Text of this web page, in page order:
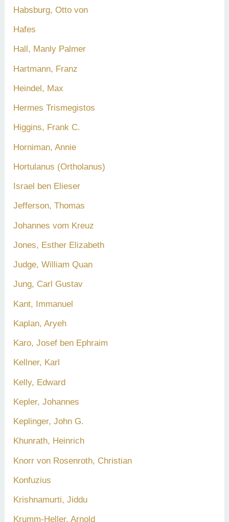
Habsburg, Otto von
Hafes
Hall, Manly Palmer
Hartmann, Franz
Heindel, Max
Hermes Trismegistos
Higgins, Frank C.
Horniman, Annie
Hortulanus (Ortholanus)
Israel ben Elieser
Jefferson, Thomas
Johannes vom Kreuz
Jones, Esther Elizabeth
Judge, William Quan
Jung, Carl Gustav
Kant, Immanuel
Kaplan, Aryeh
Karo, Josef ben Ephraim
Kellner, Karl
Kelly, Edward
Kepler, Johannes
Keplinger, John G.
Khunrath, Heinrich
Knorr von Rosenroth, Christian
Konfuzius
Krishnamurti, Jiddu
Krumm-Heller, Arnold